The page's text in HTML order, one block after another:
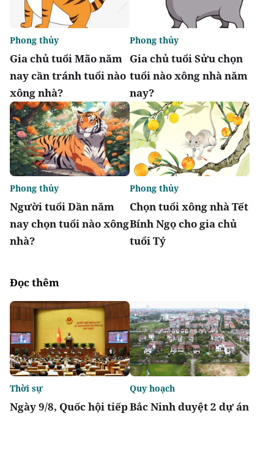
Gia chủ tuổi Mão năm
nay cần tránh tuổi nào
xông nhà?
Phong thủy
Gia chủ tuổi Sửu chọn
tuổi nào xông nhà năm
nay?
Phong thủy
Người tuổi Dần năm
nay chọn tuổi nào xông
nhà?
Phong thủy
Chọn tuổi xông nhà Tết
Bính Ngọ cho gia chủ
tuổi Tý
Phong thủy
Đọc thêm
Ngày 9/8, Quốc hội tiếp
Thời sự
Bắc Ninh duyệt 2 dự án
Quy hoạch